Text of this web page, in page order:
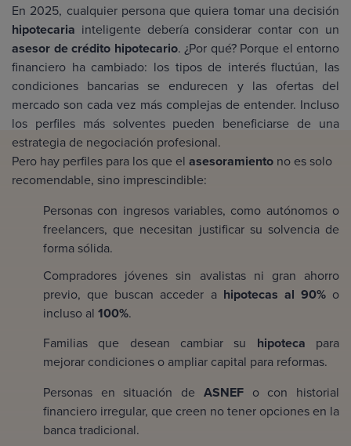
En 2025, cualquier persona que quiera tomar una decisión
hipotecaria inteligente debería considerar contar con un
asesor de crédito hipotecario. ¿Por qué? Porque el entorno
financiero ha cambiado: los tipos de interés fluctúan, las
condiciones bancarias se endurecen y las ofertas del
mercado son cada vez más complejas de entender. Incluso
los perfiles más solventes pueden beneficiarse de una
estrategia de negociación profesional.
Pero hay perfiles para los que el asesoramiento no es solo
recomendable, sino imprescindible:
Personas con ingresos variables, como autónomos o
freelancers, que necesitan justificar su solvencia de
forma sólida.
Compradores jóvenes sin avalistas ni gran ahorro
previo, que buscan acceder a hipotecas al 90%o
incluso al 100%.
Familias que desean cambiar su hipoteca para
mejorar condiciones o ampliar capital para reformas.
Personas en situación de ASNEFo con historial
financiero irregular, que creen no tener opciones en la
banca tradicional.